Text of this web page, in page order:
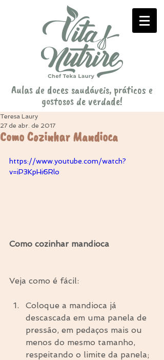
Aulas de doces saudáveis, práticos e
gostosos de verdade!
Como Cozinhar Mandioca
Teresa Laury
27 de abr. de 2017
https://www.youtube.com/watch?
v=iP3KpHi6Rlo
Como cozinhar mandioca
Veja como é fácil:
Coloque a mandioca já
descascada em uma panela de
pressão, em pedaços mais ou
menos do mesmo tamanho,
respeitando o limite da panela;